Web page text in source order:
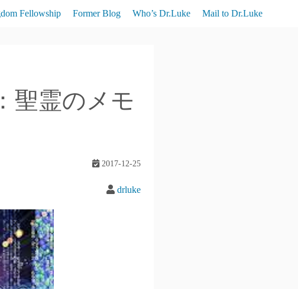
Fellowship Former Blog Who’s Dr.Luke Mail to Dr.Luke
聖霊のメモ
2017-12-25
drluke